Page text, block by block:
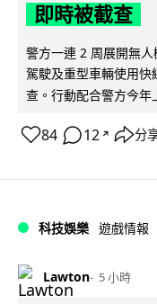
即時被截查
警方一連 2 周展開無
駕駛及重型車輛使用
查。行動配合警方今年
84 12 ↗ 分
科技娛樂 遊戲情報
Lawton 5 小時